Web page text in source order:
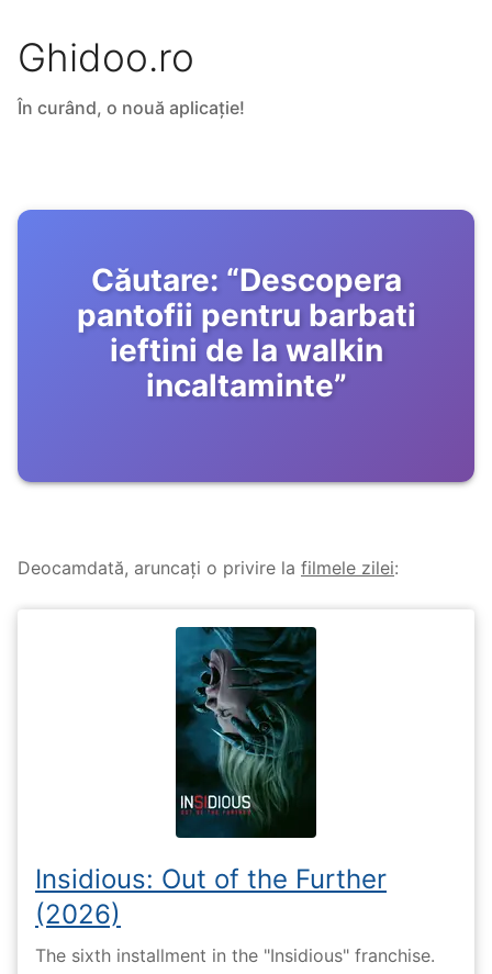
Ghidoo.ro
În curând, o nouă aplicație!
Căutare: “Descopera
pantofii pentru barbati
ieftini de la walkin
incaltaminte”
Deocamdată, aruncați o privire la filmele zilei:
Insidious: Out of the Further
(2026)
The sixth installment in the "Insidious" franchise.